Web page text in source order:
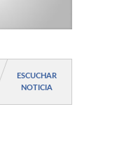
ESCUCHAR
NOTICIA